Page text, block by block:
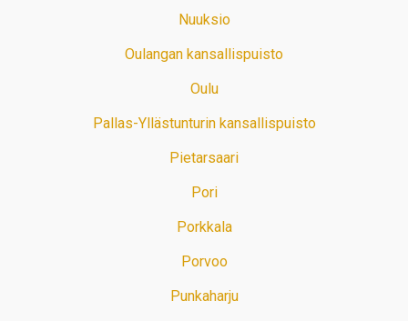
Nuuksio
Oulangan kansallispuisto
Oulu
Pallas-Yllästunturin kansallispuisto
Pietarsaari
Pori
Porkkala
Porvoo
Punkaharju